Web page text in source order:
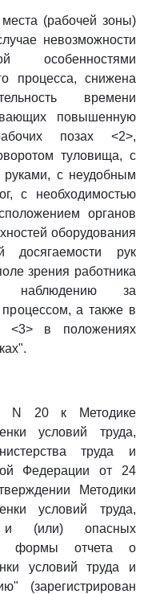
(рабочей зоны)
невозможности
особенностями
процесса, снижена
времени
повышенную
позах <2>,
туловища, с
с неудобным
с необходимостью
органов
оборудования
досягаемости рук
зрения работника
наблюдению за
а также в
<3> в положениях
N 20 к Методике
условий труда,
труда и
Федерации от 24
Методики
условий труда,
и (или) опасных
формы отчета о
условий труда и
(зарегистрирован